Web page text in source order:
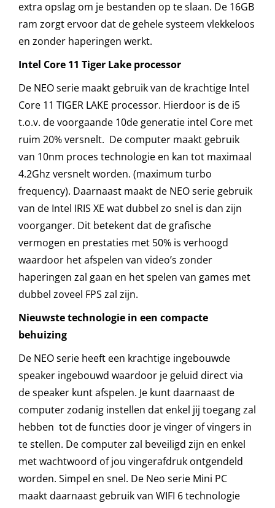
extra opslag om je bestanden op te slaan. De 16GB
ram zorgt ervoor dat de gehele systeem vlekkeloos
en zonder haperingen werkt.
Intel Core 11 Tiger Lake processor
De NEO serie maakt gebruik van de krachtige Intel
Core 11 TIGER LAKE processor. Hierdoor is de i5
t.o.v. de voorgaande 10de generatie intel Core met
ruim 20% versnelt. De computer maakt gebruik
van 10nm proces technologie en kan tot maximaal
4.2Ghz versnelt worden. (maximum turbo
frequency). Daarnaast maakt de NEO serie gebruik
van de Intel IRIS XE wat dubbel zo snel is dan zijn
voorganger. Dit betekent dat de grafische
vermogen en prestaties met 50% is verhoogd
waardoor het afspelen van video’s zonder
haperingen zal gaan en het spelen van games met
dubbel zoveel FPS zal zijn.
Nieuwste technologie in een compacte
behuizing
De NEO serie heeft een krachtige ingebouwde
speaker ingebouwd waardoor je geluid direct via
de speaker kunt afspelen. Je kunt daarnaast de
computer zodanig instellen dat enkel jij toegang zal
hebben tot de functies door je vinger of vingers in
te stellen. De computer zal beveiligd zijn en enkel
met wachtwoord of jou vingerafdruk ontgendeld
worden. Simpel en snel. De Neo serie Mini PC
maakt daarnaast gebruik van WIFI 6 technologie